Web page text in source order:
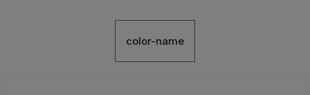
color-name